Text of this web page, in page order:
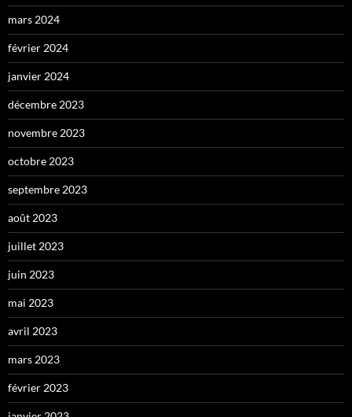
mars 2024
février 2024
janvier 2024
décembre 2023
novembre 2023
octobre 2023
septembre 2023
août 2023
juillet 2023
juin 2023
mai 2023
avril 2023
mars 2023
février 2023